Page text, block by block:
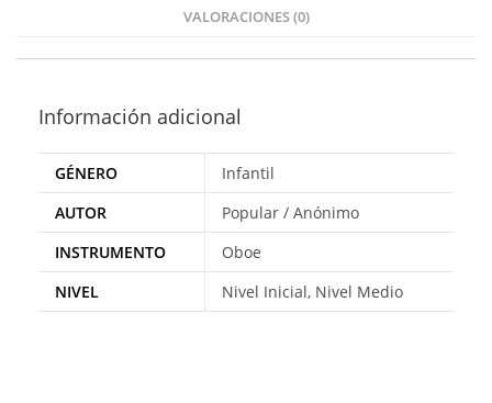
VALORACIONES (0)
Información adicional
GÉNERO
Infantil
AUTOR
Popular / Anónimo
INSTRUMENTO
Oboe
NIVEL
Nivel Inicial, Nivel Medio